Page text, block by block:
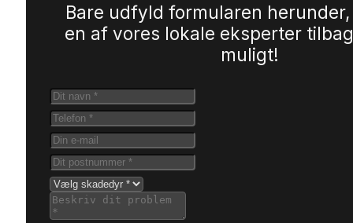
Bare udfyld formularen
en af vores lokale eksperter
muligt!